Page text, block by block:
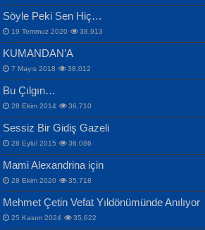
İPEK ACAR SERT
Gazze’nin Şecaati, Ümmetin İmtihanı...
Mescid-i Aksâ Üstüne Ay!...
Selahattin Yıldız
İdrakimle Üşürken...
ERDEM BAYAZIT
Sana, Bana, Vatanıma, Ülkemin
İnsanlarına Dair...
Söyle Peki Sen Hiç…
19 Temmuz 2020 38,913
KUMANDAN’A
7 Mayıs 2018 38,012
Bu Çılgın…
28 Ekim 2014 36,710
Sessiz Bir Gidiş Gazeli
28 Eylül 2015 36,086
Mami Alexandrina için
28 Ekim 2020 35,718
Mehmet Çetin Vefat Yıldönümünde Anılıyor
25 Kasım 2024 35,622